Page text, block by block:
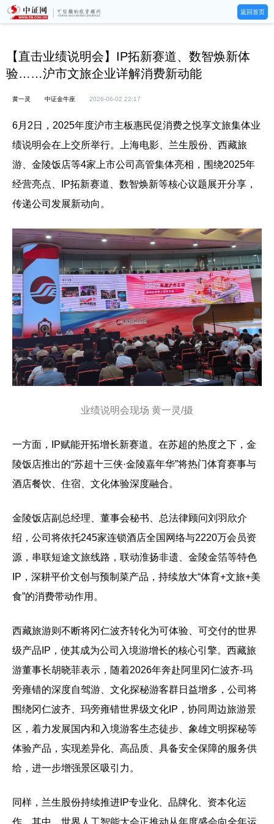
返回首页
【直击业绩说明会】IP拓新赛道、数智焕新体
验……沪市文旅企业详解消费新动能
黄一灵 中证金牛座 2026-06-02 22:17
6月2日，2025年度沪市主板惠民促消费之悦享文旅集体业
绩说明会在上交所举行。上海电影、兰生股份、西藏旅
游、金陵饭店等4家上市公司高管集体亮相，围绕2025年
经营亮点、IP拓新赛道、数智焕新等核心议题展开分享，
传递公司发展新动向。
业绩说明会现场 黄一灵/摄
一方面，IP赋能开拓增长新赛道。在苏超的热度之下，金
陵饭店推出的“苏超十三侠·金陵嘉年华”将热门体育赛事与
酒店餐饮、住宿、文化体验深度融合。
金陵饭店副总经理、董事会秘书、总法律顾问刘羽欣介
绍，公司将依托245家连锁酒店全国网络与2220万会员资
源，串联短途文旅线路，联动淮扬非遗、金陵金箔等特色
IP，深耕平价文创与预制菜产品，持续放大“体育+文旅+美
食”的消费带动作用。
西藏旅游则不断将冈仁波齐转化为可体验、可交付的世界
级产品IP，使其成为公司入境游增长的核心引擎。西藏旅
游董事长胡晓菲表示，随着2026年奔赴阿里冈仁波齐-玛
旁雍错的深度自驾游、文化探秘游客群日益增多，公司将
围绕冈仁波齐、玛旁雍错世界级文化IP，协同周边旅游景
区，着力发展国内和入境游客生态徒步、象雄文明探秘等
体验产品，实现差异化、高品质、具备安全保障的服务供
给，进一步增强景区吸引力。
同样，兰生股份持续推进IP专业化、品牌化、资本化运